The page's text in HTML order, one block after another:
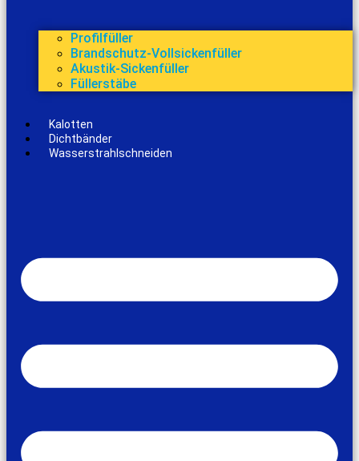
Profilfüller
Brandschutz-Vollsickenfüller
Akustik-Sickenfüller
Füllerstäbe
Kalotten
Dichtbänder
Wasserstrahlschneiden